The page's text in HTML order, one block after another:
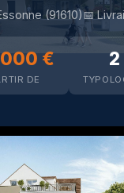
(91610)📅
€
DE
2